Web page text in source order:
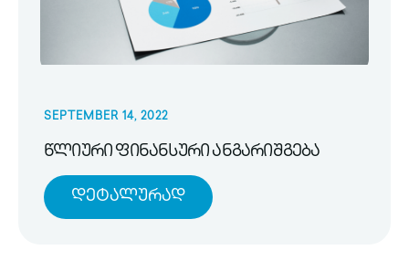
SEPTEMBER 14, 2022
წლიური ფინანსური ანგარიშგება
Დეტალურად